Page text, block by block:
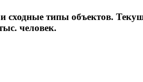
типы объектов.
человек.